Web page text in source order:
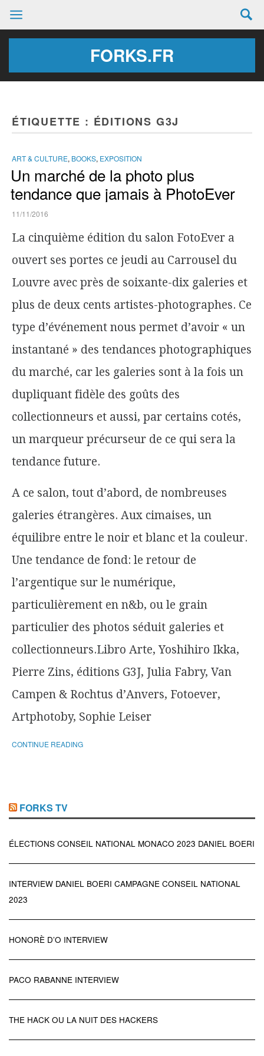
FORKS.FR
ÉTIQUETTE : ÉDITIONS G3J
ART & CULTURE, BOOKS, EXPOSITION
Un marché de la photo plus
tendance que jamais à PhotoEver
11/11/2016
La cinquième édition du salon FotoEver a
ouvert ses portes ce jeudi au Carrousel du
Louvre avec près de soixante-dix galeries et
plus de deux cents artistes-photographes. Ce
type d’événement nous permet d’avoir « un
instantané » des tendances photographiques
du marché, car les galeries sont à la fois un
dupliquant fidèle des goûts des
collectionneurs et aussi, par certains cotés,
un marqueur précurseur de ce qui sera la
tendance future.
A ce salon, tout d’abord, de nombreuses
galeries étrangères. Aux cimaises, un
équilibre entre le noir et blanc et la couleur.
Une tendance de fond: le retour de
l’argentique sur le numérique,
particulièrement en n&b, ou le grain
particulier des photos séduit galeries et
collectionneurs.Libro Arte, Yoshihiro Ikka,
Pierre Zins, éditions G3J, Julia Fabry, Van
Campen & Rochtus d’Anvers, Fotoever,
Artphotoby, Sophie Leiser
CONTINUE READING
FORKS TV
ÉLECTIONS CONSEIL NATIONAL MONACO 2023 DANIEL BOERI
INTERVIEW DANIEL BOERI CAMPAGNE CONSEIL NATIONAL
2023
HONORÈ D’O INTERVIEW
PACO RABANNE INTERVIEW
THE HACK OU LA NUIT DES HACKERS